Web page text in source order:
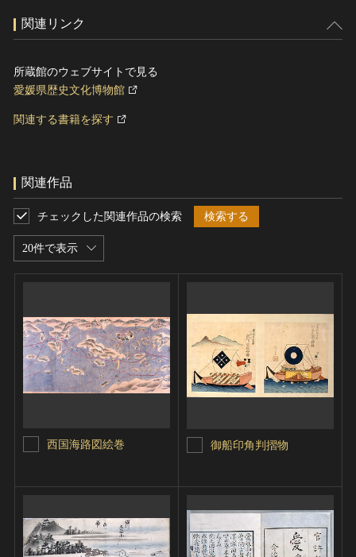
関連リンク
所蔵館のウェブサイトで見る
愛媛県歴史文化博物館
関連する書籍を探す
関連作品
20件で表示
チェックした関連作品の検索 検索する
西国海路図絵巻 御船印角判摺物